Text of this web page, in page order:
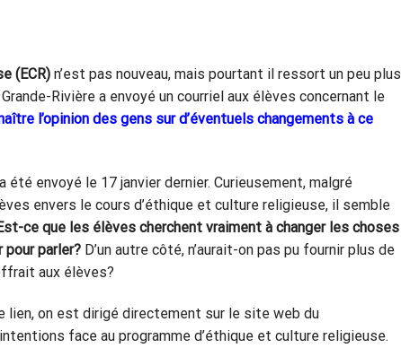
(ECR) n’est pas nouveau, mais pourtant il ressort un peu plus
Rivière a envoyé un courriel aux élèves concernant le
l’opinion des gens sur d’éventuels changements à ce
envoyé le 17 janvier dernier. Curieusement, malgré
envers le cours d’éthique et culture religieuse, il semble
ce que les élèves cherchent vraiment à changer les choses
parler? D’un autre côté, n’aurait-on pas pu fournir plus de
aux élèves?
lien, on est dirigé directement sur le site web du
face au programme d’éthique et culture religieuse.